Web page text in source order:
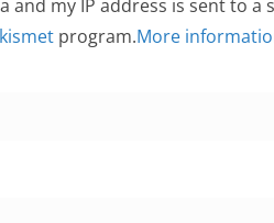
and my IP address is sent to
program.More